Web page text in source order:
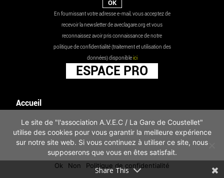
En fournissant votre adresse e-mail, vous acceptez de
recevoir la newsletter de aveclagare.org et vous
reconnaissez avoir pris connaissance de notre
politique de confidentialité (traitement et utilisation des
données) disponibleici
ESPACE PRO
Accueil
Les actualités
Mentions légales
Infos pratiques
Politique de confidentialité
Share This
Le site de "l'association A.V.E.C / La Gare de Coustellet"
utilise des cookies pour vous garantir la meilleure expérience
sur notre site web. Si vous continuez à utiliser ce site, nous
supposerons que vous en êtes satisfait.
Ok Non Politique de confidentialité